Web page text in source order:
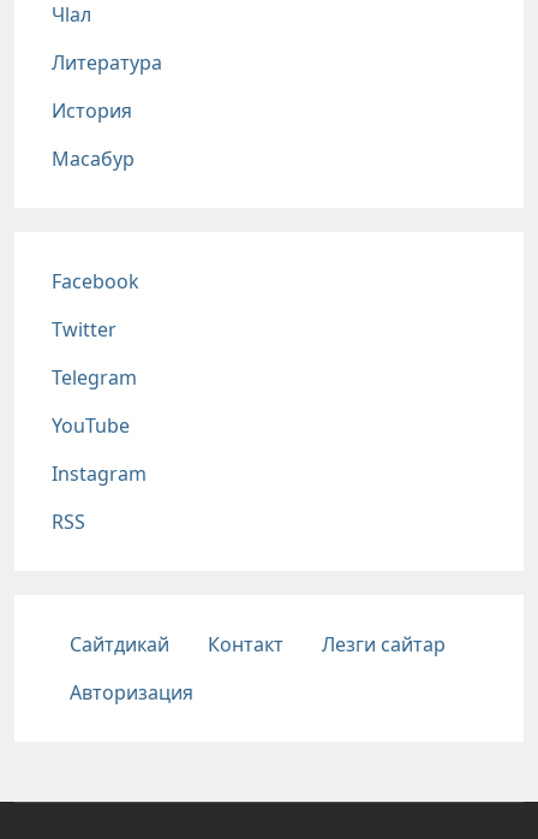
Чlал
Литература
История
Масабур
Соц сети
Facebook
Twitter
Telegram
YouTube
Instagram
RSS
Подвал
Сайтдикай Контакт
Лезги сайтар
Авторизация